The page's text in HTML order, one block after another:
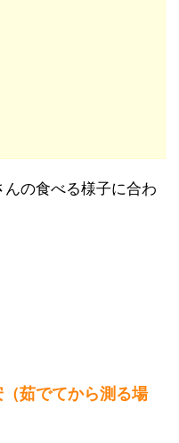
の食べる様子に合わ
茹でてから測る場